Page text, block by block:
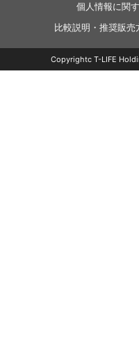
個人情報に関
比較説明・推奨販売
Copyrightc T-LIFE